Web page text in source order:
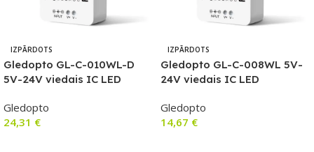
IZPĀRDOTS
Gledopto GL-C-010WL-D
5V-24V viedais IC LED
platformu) ar mikrofonu un
DIY programmaparatūras
Gledopto
24,31 €
IZPĀRDOTS
Gledopto GL-C-008WL 5V-
24V viedais IC LED
programmaparatūra)
Gledopto
14,67 €